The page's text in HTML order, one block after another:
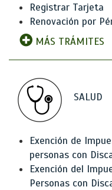
Registrar Tarjeta
Renovación por
MÁS TRÁMITES
SALUD
Exención de
personas con
Exención del
Personas con